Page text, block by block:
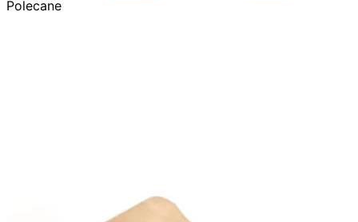
Polecane